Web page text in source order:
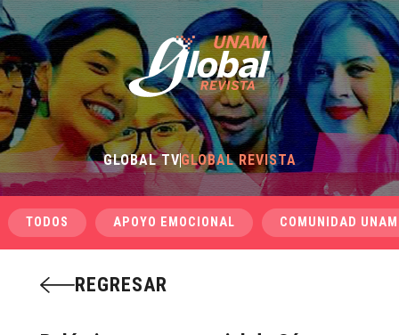
GLOBAL TVGLOBAL REVISTA
TODOS APOYO EMOCIONAL COMUNIDAD UNAM
REGRESAR